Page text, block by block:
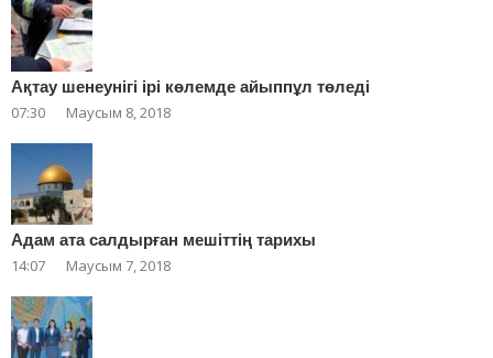
Ақтау шенеунігі ірі көлемде айыппұл төледі
07:30 Маусым 8, 2018
Адам ата салдырған мешіттің тарихы
14:07 Маусым 7, 2018